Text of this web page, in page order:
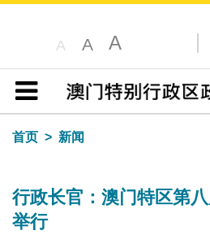
A A A
目录
首页
新闻
行政长官：澳门特区第
举行